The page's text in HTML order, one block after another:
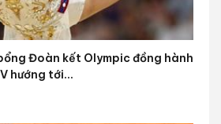
Đoàn kết Olympic đồng hành
hướng tới...